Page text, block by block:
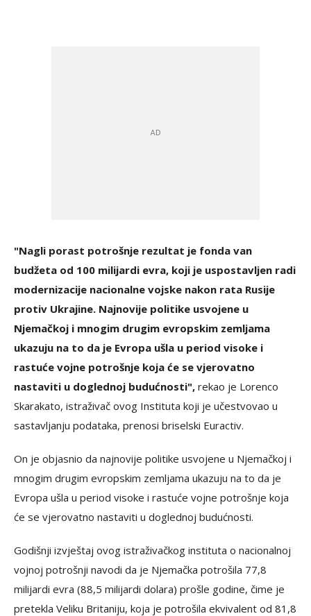
"Nagli porast potrošnje rezultat je fonda van
budžeta od 100 milijardi evra, koji je uspostavljen radi
modernizacije nacionalne vojske nakon rata Rusije
protiv Ukrajine. Najnovije politike usvojene u
Njemačkoj i mnogim drugim evropskim zemljama
ukazuju na to da je Evropa ušla u period visoke i
rastuće vojne potrošnje koja će se vjerovatno
nastaviti u doglednoj budućnosti", rekao je Lorenco
Skarakato, istraživač ovog Instituta koji je učestvovao u
sastavljanju podataka, prenosi briselski Euractiv.
On je objasnio da najnovije politike usvojene u Njemačkoj i
mnogim drugim evropskim zemljama ukazuju na to da je
Evropa ušla u period visoke i rastuće vojne potrošnje koja
će se vjerovatno nastaviti u doglednoj budućnosti.
Godišnji izvještaj ovog istraživačkog instituta o nacionalnoj
vojnoj potrošnji navodi da je Njemačka potrošila 77,8
milijardi evra (88,5 milijardi dolara) prošle godine, čime je
pretekla Veliku Britaniju, koja je potrošila ekvivalent od 81,8